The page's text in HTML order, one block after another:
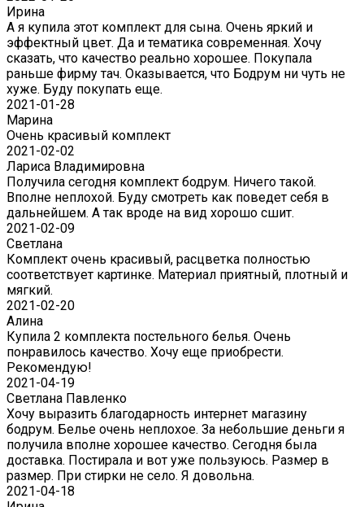
Ирина
А я купила этот комплект для сына. Очень яркий и
эффектный цвет. Да и тематика современная. Хочу
сказать, что качество реально хорошее. Покупала
раньше фирму тач. Оказывается, что Бодрум ни чуть не
хуже. Буду покупать еще.
2021-01-28
Марина
Очень красивый комплект
2021-02-02
Лариса Владимировна
Получила сегодня комплект бодрум. Ничего такой.
Вполне неплохой. Буду смотреть как поведет себя в
дальнейшем. А так вроде на вид хорошо сшит.
2021-02-09
Светлана
Комплект очень красивый, расцветка полностью
соответствует картинке. Материал приятный, плотный и
мягкий.
2021-02-20
Алина
Купила 2 комплекта постельного белья. Очень
понравилось качество. Хочу еще приобрести.
Рекомендую!
2021-04-19
Светлана Павленко
Хочу выразить благодарность интернет магазину
бодрум. Белье очень неплохое. За небольшие деньги я
получила вполне хорошее качество. Сегодня была
доставка. Постирала и вот уже пользуюсь. Размер в
размер. При стирки не село. Я довольна.
2021-04-18